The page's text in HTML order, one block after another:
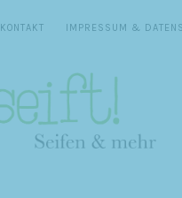
KONTAKT IMPRESSUM &